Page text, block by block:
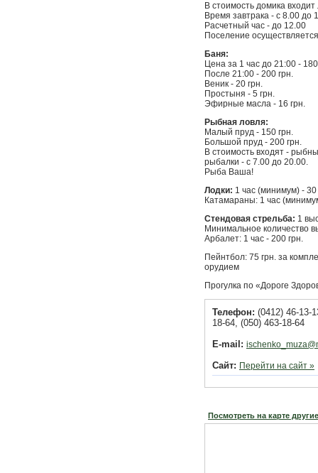
В стоимость домика входит
Время завтрака - с 8.00 до
Расчетный час - до 12.00
Поселение
Баня:
Цена за 1 час до 21:00 -
После 21:00 - 200 грн.
Веник - 20 грн.
Простыня - 5 грн.
Эфирные масла - 16 грн.
Рыбная ловля:
Малый пруд - 150 грн.
Большой пруд - 200 грн.
В стоимость входят -
рыбалки - с 7.00 до 20.00.
Рыба Ваша!
Лодки: 1 час (минимум) - 30
Катамараны: 1 час
Стендовая стрельба: 1
Минимальное количество
Арбалет: 1 час - 200 грн.
Пейнтбол: 75 грн. за
орудием
Прогулка по «Дороге
Телефон: (0412) 46-13-
18-64, (050) 463-18-64
E-mail:
Сайт: Перейти на сайт »
Посмотреть на карте